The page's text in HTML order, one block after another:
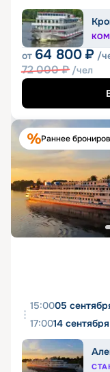
от 64 800 ₽ /
72 000₽ /чел
Раннее
15:0005
17:0014